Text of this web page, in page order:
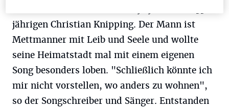
jährigen Christian Knipping. Der Mann ist
Mettmanner mit Leib und Seele und wollte
seine Heimatstadt mal mit einem eigenen
Song besonders loben. "Schließlich könnte ich
mir nicht vorstellen, wo anders zu wohnen",
so der Songschreiber und Sänger. Entstanden